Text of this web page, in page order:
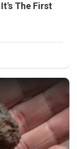
The First